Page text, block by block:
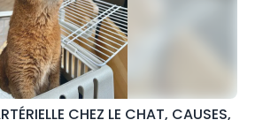
CHEZ LE CHAT, CAUSES,